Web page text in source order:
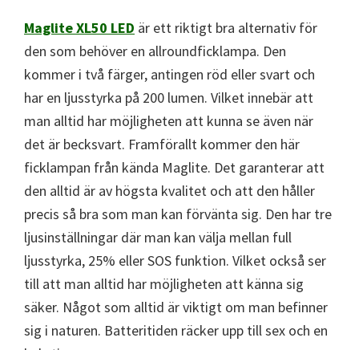
Maglite XL50 LED är ett riktigt bra alternativ för
den som behöver en allroundficklampa. Den
kommer i två färger, antingen röd eller svart och
har en ljusstyrka på 200 lumen. Vilket innebär att
man alltid har möjligheten att kunna se även när
det är becksvart. Framförallt kommer den här
ficklampan från kända Maglite. Det garanterar att
den alltid är av högsta kvalitet och att den håller
precis så bra som man kan förvänta sig. Den har tre
ljusinställningar där man kan välja mellan full
ljusstyrka, 25% eller SOS funktion. Vilket också ser
till att man alltid har möjligheten att känna sig
säker. Något som alltid är viktigt om man befinner
sig i naturen. Batteritiden räcker upp till sex och en